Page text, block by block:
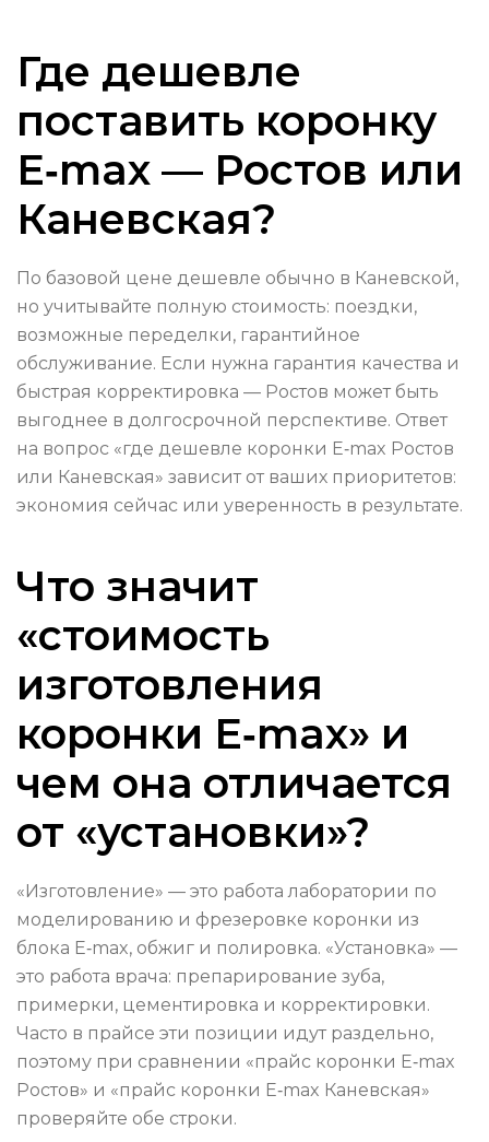
Где дешевле
поставить коронку
E‑max — Ростов или
Каневская?
По базовой цене дешевле обычно в Каневской,
но учитывайте полную стоимость: поездки,
возможные переделки, гарантийное
обслуживание. Если нужна гарантия качества и
быстрая корректировка — Ростов может быть
выгоднее в долгосрочной перспективе. Ответ
на вопрос «где дешевле коронки E‑max Ростов
или Каневская» зависит от ваших приоритетов:
экономия сейчас или уверенность в результате.
Что значит
«стоимость
изготовления
коронки E‑max» и
чем она отличается
от «установки»?
«Изготовление» — это работа лаборатории по
моделированию и фрезеровке коронки из
блока E‑max, обжиг и полировка. «Установка» —
это работа врача: препарирование зуба,
примерки, цементировка и корректировки.
Часто в прайсе эти позиции идут раздельно,
поэтому при сравнении «прайс коронки E‑max
Ростов» и «прайс коронки E‑max Каневская»
проверяйте обе строки.